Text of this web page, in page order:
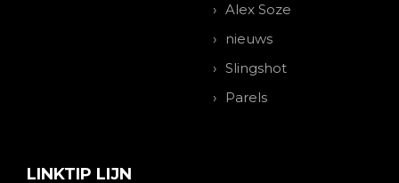
Alex Soze
nieuws
Slingshot
Parels
LINKTIP LIJN